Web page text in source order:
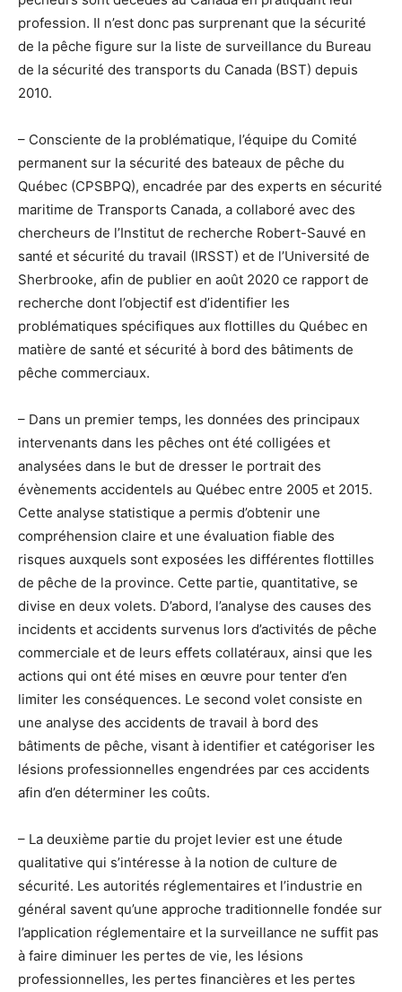
profession. Il n’est donc pas surprenant que la sécurité
de la pêche figure sur la liste de surveillance du Bureau
de la sécurité des transports du Canada (BST) depuis
2010.
– Consciente de la problématique, l’équipe du Comité
permanent sur la sécurité des bateaux de pêche du
Québec (CPSBPQ), encadrée par des experts en sécurité
maritime de Transports Canada, a collaboré avec des
chercheurs de l’Institut de recherche Robert-Sauvé en
santé et sécurité du travail (IRSST) et de l’Université de
Sherbrooke, afin de publier en août 2020 ce rapport de
recherche dont l’objectif est d’identifier les
problématiques spécifiques aux flottilles du Québec en
matière de santé et sécurité à bord des bâtiments de
pêche commerciaux.
– Dans un premier temps, les données des principaux
intervenants dans les pêches ont été colligées et
analysées dans le but de dresser le portrait des
évènements accidentels au Québec entre 2005 et 2015.
Cette analyse statistique a permis d’obtenir une
compréhension claire et une évaluation fiable des
risques auxquels sont exposées les différentes flottilles
de pêche de la province. Cette partie, quantitative, se
divise en deux volets. D’abord, l’analyse des causes des
incidents et accidents survenus lors d’activités de pêche
commerciale et de leurs effets collatéraux, ainsi que les
actions qui ont été mises en œuvre pour tenter d’en
limiter les conséquences. Le second volet consiste en
une analyse des accidents de travail à bord des
bâtiments de pêche, visant à identifier et catégoriser les
lésions professionnelles engendrées par ces accidents
afin d’en déterminer les coûts.
– La deuxième partie du projet levier est une étude
qualitative qui s’intéresse à la notion de culture de
sécurité. Les autorités réglementaires et l’industrie en
général savent qu’une approche traditionnelle fondée sur
l’application réglementaire et la surveillance ne suffit pas
à faire diminuer les pertes de vie, les lésions
professionnelles, les pertes financières et les pertes